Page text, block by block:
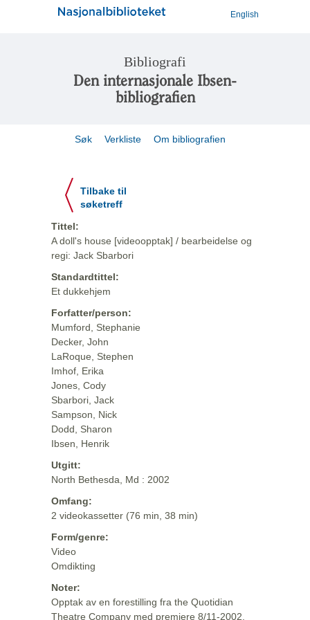
English
Bibliografi
Den internasjonale Ibsen-
bibliografien
Søk Verkliste Om bibliografien
Tilbake til
søketreff
Tittel:
A doll's house [videoopptak] / bearbeidelse og
regi: Jack Sbarbori
Standardtittel:
Et dukkehjem
Forfatter/person:
Mumford, Stephanie
Decker, John
LaRoque, Stephen
Imhof, Erika
Jones, Cody
Sbarbori, Jack
Sampson, Nick
Dodd, Sharon
Ibsen, Henrik
Utgitt:
North Bethesda, Md : 2002
Omfang:
2 videokassetter (76 min, 38 min)
Form/genre:
Video
Omdikting
Noter:
Opptak av en forestilling fra the Quotidian
Theatre Company med premiere 8/11-2002.